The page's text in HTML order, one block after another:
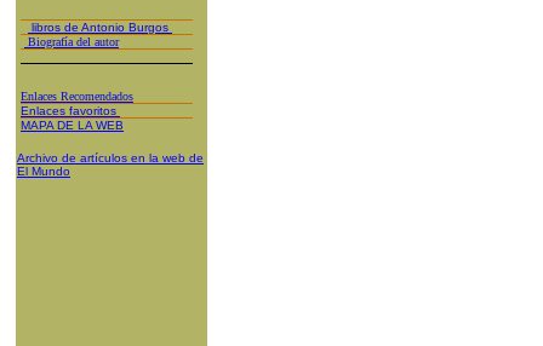
libros de Antonio Burgos
Biografía del autor
Enlaces Recomendados
Enlaces favoritos
MAPA DE LA WEB
Archivo de artículos en la web de
El Mundo